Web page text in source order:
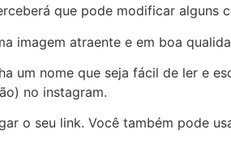
que pode modificar alguns
imagem atraente e em boa
um nome que seja fácil de ler e
no instagram.
o seu link. Você também pode